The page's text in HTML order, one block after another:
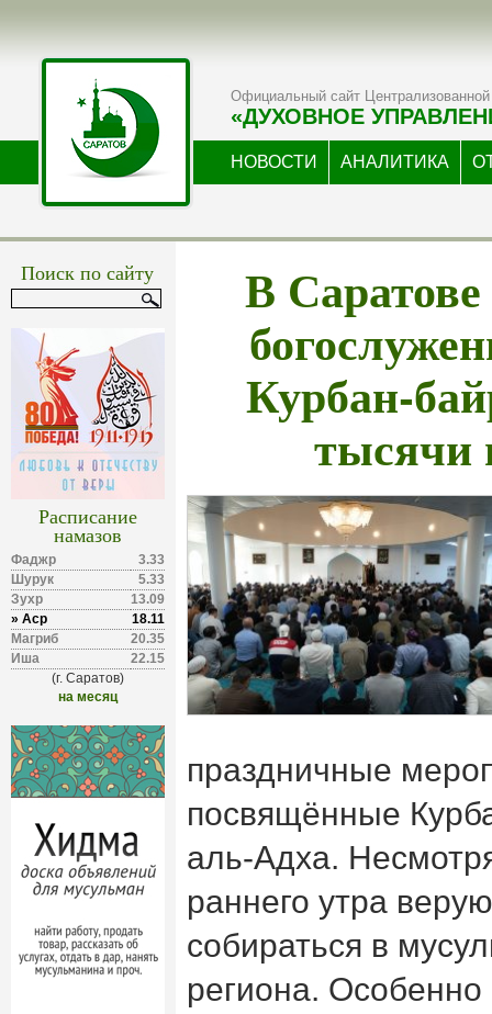
Официальный сайт Централизованной
«ДУХОВНОЕ
НОВОСТИ АНАЛИТИКА
Поиск по сайту
Расписание
намазов
Фаджр
3.33
Шурук
5.33
Зухр
13.09
» Аср
18.11
Магриб
20.35
Иша
22.15
(г. Саратов)
на месяц
В
Курбан-
тысячи
праздничные
посвящённые
аль-Адха.
раннего утра
собираться в
региона.